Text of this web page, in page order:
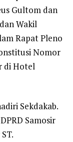
Gultom dan
Wakil
Rapat Pleno
Nomor
di Hotel
Sekdakab.
Samosir